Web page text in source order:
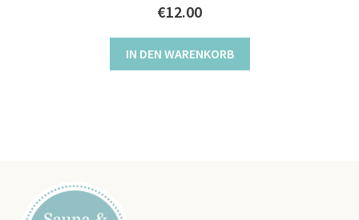
€12.00
IN DEN WARENKORB